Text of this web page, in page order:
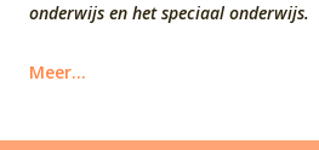
onderwijs en het speciaal onderwijs.
Meer…